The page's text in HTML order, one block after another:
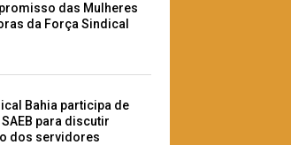
das Mulheres
da Força Sindical
Bahia participa de
para discutir
dos servidores